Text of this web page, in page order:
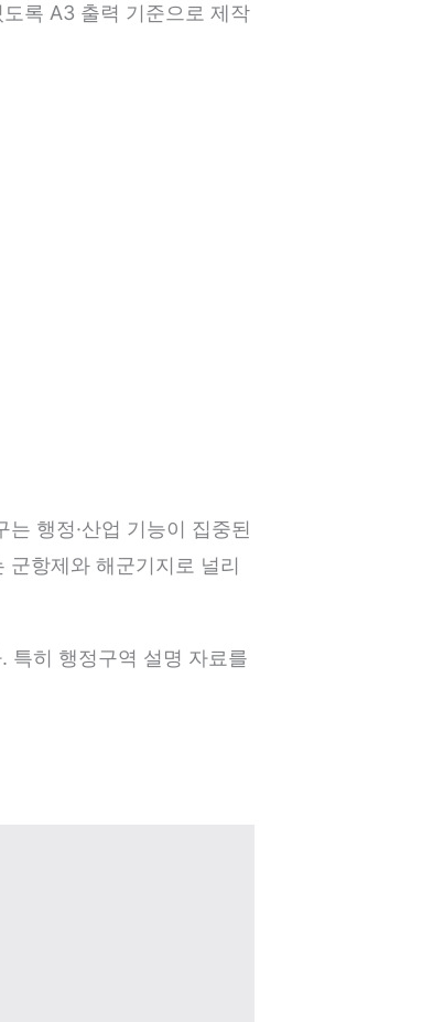
록 A3 출력 기준으로 제작
행정·산업 기능이 집중된
항제와 해군기지로 널리
특히 행정구역 설명 자료를